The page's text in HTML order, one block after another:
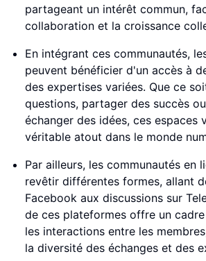
partageant un intérêt commun,
collaboration et la croissance
En intégrant ces communautés,
peuvent bénéficier d'un accès à
des expertises variées. Que ce
questions, partager des succès
échanger des idées, ces espaces
véritable atout dans le monde
Par ailleurs, les communautés en
revêtir différentes formes, allant
Facebook aux discussions sur
de ces plateformes offre un
les interactions entre les
la diversité des échanges et des